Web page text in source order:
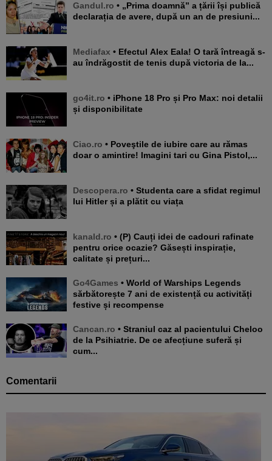
Gandul.ro • „Prima doamnă” a țării își publică
declarația de avere, după un an de presiuni...
Mediafax • Efectul Alex Eala! O tară întreagă s-
au îndrăgostit de tenis după victoria de la...
go4it.ro • iPhone 18 Pro și Pro Max: noi detalii
și disponibilitate
Ciao.ro • Poveştile de iubire care au rămas
doar o amintire! Imagini tari cu Gina Pistol,...
Descopera.ro • Studenta care a sfidat regimul
lui Hitler și a plătit cu viața
kanald.ro • (P) Cauți idei de cadouri rafinate
pentru orice ocazie? Găsești inspirație,
calitate și prețuri...
Go4Games • World of Warships Legends
sărbătorește 7 ani de existență cu activități
festive și recompense
Cancan.ro • Straniul caz al pacientului Cheloo
de la Psihiatrie. De ce afecțiune suferă și
cum...
Comentarii